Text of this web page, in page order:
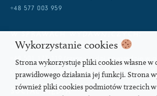
+48 577 003 959
info@wydawnictwopauza.pl
+48 501 177 119 (czynny w dni powszednie w
proszę o wysłanie wiadomości SMS, gdybym nie
SOCIAL MEDIA
Wykorzystanie cookies
Strona wykorzystuje pliki cookies własne w
prawidłowego działania jej funkcji. Strona
również pliki cookies podmiotów trzecich